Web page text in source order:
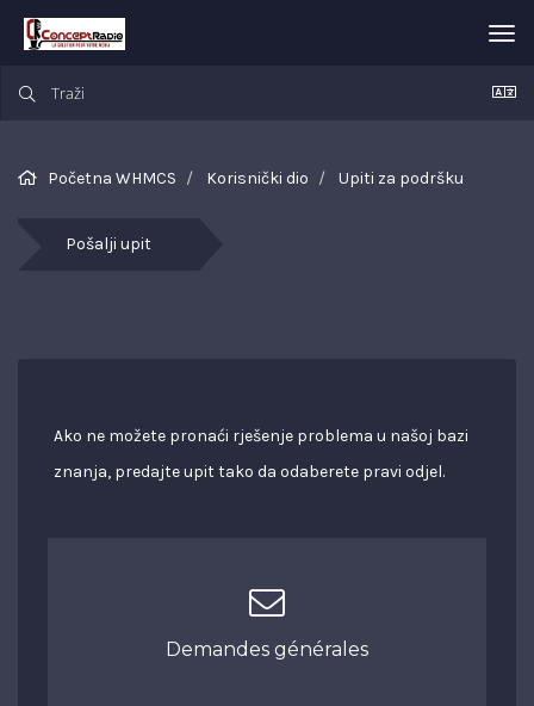
Početna WHMCS Korisnički dio Upiti za podršku
Pošalji upit
Ako ne možete pronaći rješenje problema u našoj bazi
znanja, predajte upit tako da odaberete pravi odjel.
Demandes générales